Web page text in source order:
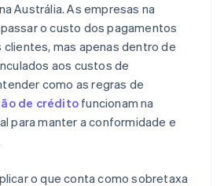
Austrália. As empresas na
o custo dos pagamentos
clientes, mas apenas dentro de
aos custos de
como as regras de
de créditofuncionam na
para manter a conformidade e
o que conta como sobretaxa